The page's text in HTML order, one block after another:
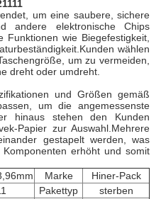
um eine saubere, sichere
andere elektronische Chips
Funktionen wie Biegefestigkeit,
wählen
um zu vermeiden,
dreht oder umdreht.
und Größen gemäß
um die angemessenste
hinaus stehen den Kunden
Papier zur Auswahl.Mehrere
gestapelt werden, was
erhöht und somit
Marke
Hiner-Pack
Pakettyp
sterben